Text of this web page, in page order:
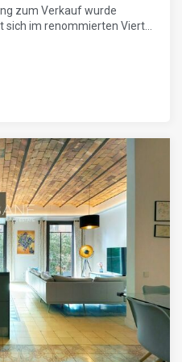
Wünschen und
kontaktieren Sie
und entdecken Sie das
modernistischen
zum Verkauf wurde
sich im renommierten Viertel
entfernt. Mit einer
Gegenden von
Stock eines vollständig
geräumiges Wohn- /
Zugang zum Balkon.
Details verbinden
und gemütlichen Ambiente.
Sie von einem kleinen
Küche führt.
einen idealen Raum für
zum Balkon, perfekt, um
Der Schlafbereich
mit einem Doppelzimmer,
gefolgt von der
eigenem Bad und
bietet ebenfalls
ein elegantes zweites